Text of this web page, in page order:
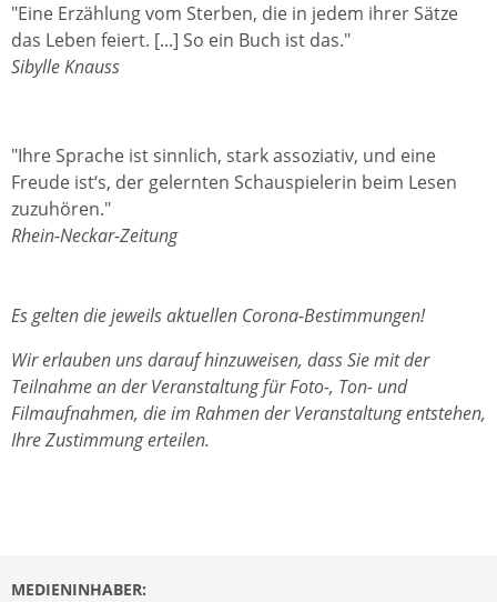
"Eine Erzählung vom Sterben, die in jedem ihrer Sätze
das Leben feiert. [...] So ein Buch ist das."
Sibylle Knauss
"Ihre Sprache ist sinnlich, stark assoziativ, und eine
Freude ist‘s, der gelernten Schauspielerin beim Lesen
zuzuhören."
Rhein-Neckar-Zeitung
Es gelten die jeweils aktuellen Corona-Bestimmungen!
Wir erlauben uns darauf hinzuweisen, dass Sie mit der
Teilnahme an der Veranstaltung für Foto-, Ton- und
Filmaufnahmen, die im Rahmen der Veranstaltung entstehen,
Ihre Zustimmung erteilen.
MEDIENINHABER: